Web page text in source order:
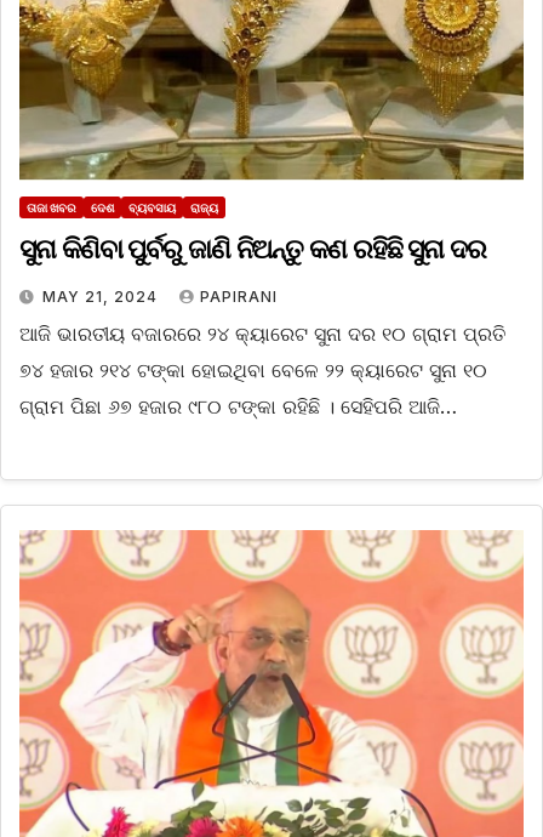
ତାଜା ଖବର ଦେଶ ବ୍ୟବସାୟ ରାଜ୍ୟ
ସୁନା କିଣିବା ପୁର୍ବରୁ ଜାଣି ନିଅନ୍ତୁ କଣ ରହିଛି ସୁନା ଦର
MAY 21, 2024 PAPIRANI
ଆଜି ଭାରତୀୟ ବଜାରରେ ୨୪ କ୍ୟାରେଟ ସୁନା ଦର ୧୦ ଗ୍ରାମ ପ୍ରତି
୭୪ ହଜାର ୨୧୪ ଟଙ୍କା ହୋଇଥିବା ବେଳେ ୨୨ କ୍ୟାରେଟ ସୁନା ୧୦
ଗ୍ରାମ ପିଛା ୬୭ ହଜାର ୯୮୦ ଟଙ୍କା ରହିଛି । ସେହିପରି ଆଜି…